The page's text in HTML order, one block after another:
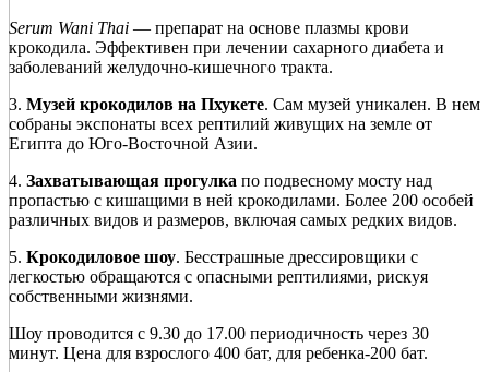
Serum Wani Thai — препарат на основе плазмы крови
крокодила. Эффективен при лечении сахарного диабета и
заболеваний желудочно-кишечного тракта.
3. Музей крокодилов на Пхукете. Сам музей уникален. В нем
собраны экспонаты всех рептилий живущих на земле от
Египта до Юго-Восточной Азии.
4. Захватывающая прогулка по подвесному мосту над
пропастью с кишащими в ней крокодилами. Более 200 особей
различных видов и размеров, включая самых редких видов.
5. Крокодиловое шоу. Бесстрашные дрессировщики с
легкостью обращаются с опасными рептилиями, рискуя
собственными жизнями.
Шоу проводится с 9.30 до 17.00 периодичность через 30
минут. Цена для взрослого 400 бат, для ребенка-200 бат.